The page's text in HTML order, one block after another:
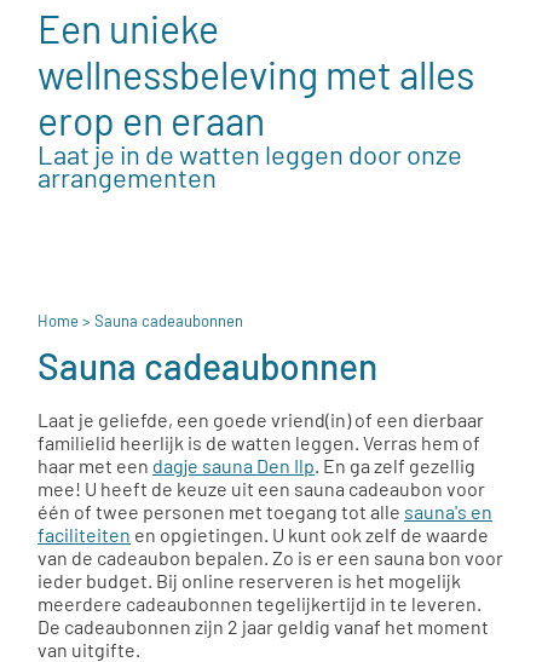
Een unieke
wellnessbeleving met alles
erop en eraan
Laat je in de watten leggen door onze
arrangementen
Home> Sauna cadeaubonnen
Sauna cadeaubonnen
Laat je geliefde, een goede vriend(in) of een dierbaar
familielid heerlijk is de watten leggen. Verras hem of
haar met een dagje sauna Den Ilp . En ga zelf gezellig
mee! U heeft de keuze uit een sauna cadeaubon voor
één of twee personen met toegang tot alle sauna's en
faciliteiten en opgietingen. U kunt ook zelf de waarde
van de cadeaubon bepalen. Zo is er een sauna bon voor
ieder budget. Bij online reserveren is het mogelijk
meerdere cadeaubonnen tegelijkertijd in te leveren.
De cadeaubonnen zijn 2 jaar geldig vanaf het moment
van uitgifte.